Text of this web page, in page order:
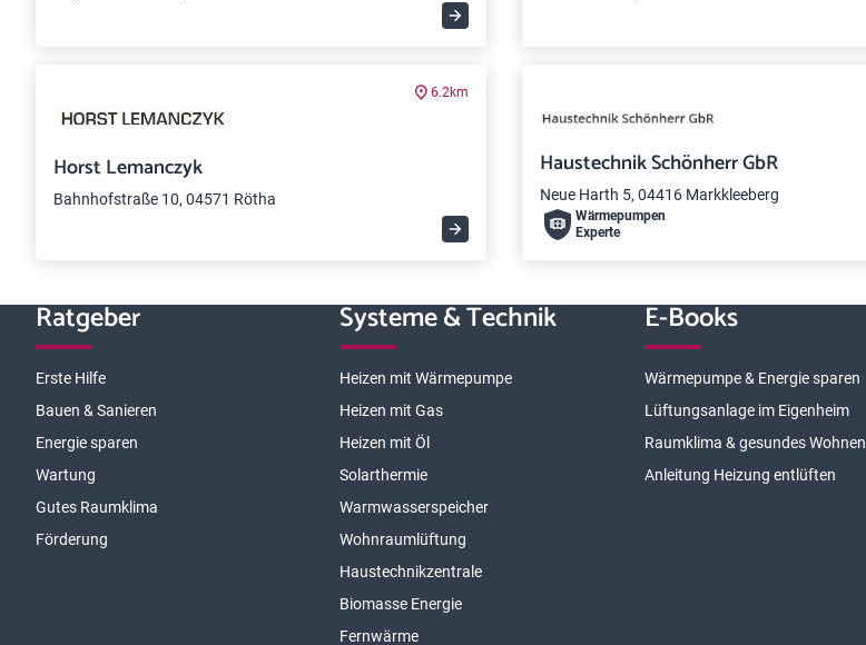
6.2km
Horst Lemanczyk
Bahnhofstraße 10, 04571 Rötha
Haustechnik Schönherr GbR
Neue Harth 5, 04416 Markkleeberg
Wärme­pumpen
Experte
Ratgeber
Erste Hilfe
Bauen & Sanieren
Energie sparen
Wartung
Gutes Raumklima
Förderung
Systeme & Technik
Heizen mit Wärmepumpe
Heizen mit Gas
Heizen mit Öl
Solarthermie
Warmwasserspeicher
Wohnraumlüftung
Haustechnikzentrale
Biomasse Energie
Fernwärme
E-Books
Wärmepumpe & Energie sparen
Lüftungsanlage im Eigenheim
Raumklima & gesundes Wohnen
Anleitung Heizung entlüften